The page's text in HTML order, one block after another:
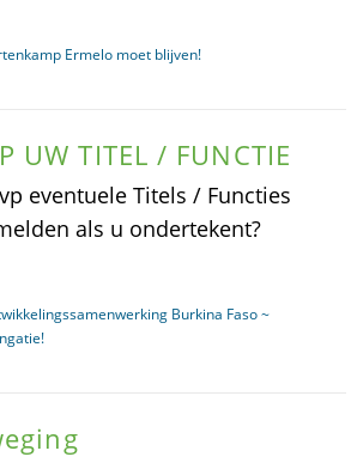
Ermelo moet blijven!
UW TITEL / FUNCTIE
eventuele Titels / Functies
als u ondertekent?
Burkina Faso ~